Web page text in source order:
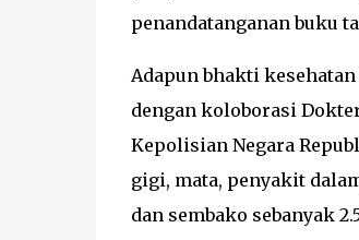
penandatanganan buku
Adapun bhakti
dengan koloborasi
Kepolisian Negara
gigi, mata, penyakit
dan sembako sebanyak